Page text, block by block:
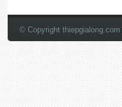
© Copyright thiepgialong.com